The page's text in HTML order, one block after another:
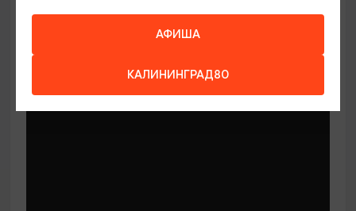
Калининград, ул. Баранова, 45
АФИША
КАЛИНИНГРАД80